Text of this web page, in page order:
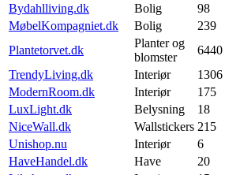
Bydahlliving.dk
Bolig 98
MøbelKompagniet.dk
Bolig 239
Plantetorvet.dk
Planter og
blomster
6440
TrendyLiving.dk
Interiør 1306
ModernRoom.dk
Interiør 175
LuxLight.dk
Belysning 18
NiceWall.dk
Wallstickers 215
Unishop.nu
Interiør 6
HaveHandel.dk
Have 20